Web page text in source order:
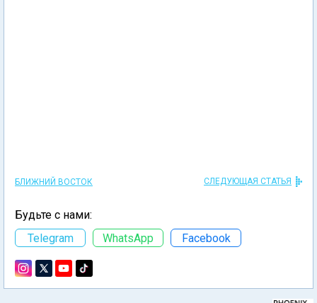
БЛИЖНИЙ ВОСТОК СЛЕДУЮЩАЯ СТАТЬЯ
Будьте с нами:
Telegram
WhatsApp Facebook